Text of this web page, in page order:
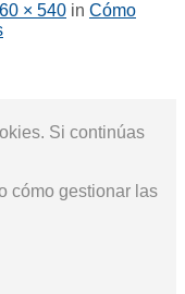
× 540 in Cómo
Si continúas
cómo gestionar las